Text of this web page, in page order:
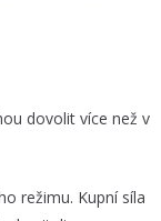
dovolit více než v
režimu. Kupní síla